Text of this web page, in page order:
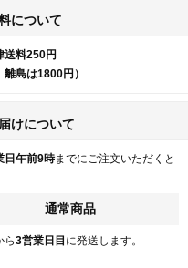
について
送料250円
離島は1800円）
けについて
日午前9時までにご注文いただくと
通常商品
ら3営業日目 に発送します。